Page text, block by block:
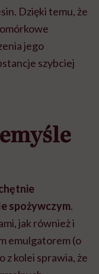
Dzięki temu, że
jego
szybciej
spożywczym.
jak również i
emulgatorem (o
z kolei sprawia, że